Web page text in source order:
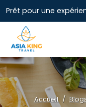
Prêt pour une
Accueil